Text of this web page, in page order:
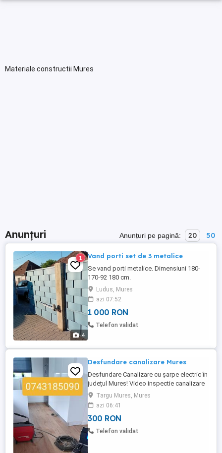
Materiale constructii Mures
Anunțuri Anunțuri pe pagină: 20 50
4
1 Vand porti set de 3 metalice
Se vand porti metalice. Dimensiuni 180-
170-92 180 cm.
Ludus, Mures
azi 07:52
1 000 RON
Telefon validat
Desfundare canalizare Mures
Desfundare Canalizare cu șarpe electric în
județul Mures! Video inspectie canalizare
conducte cu diametru intre 40 si 250 mm
Desfundare Canalizare Desfundare wc
Inspectie video canalizare Coloane De
Bloc Subsoluri Cămine Coloane Bucătării
Sifon de Pardoseala Aparatura
Targu Mures, Mures
azi 06:41
300 RON
Telefon validat